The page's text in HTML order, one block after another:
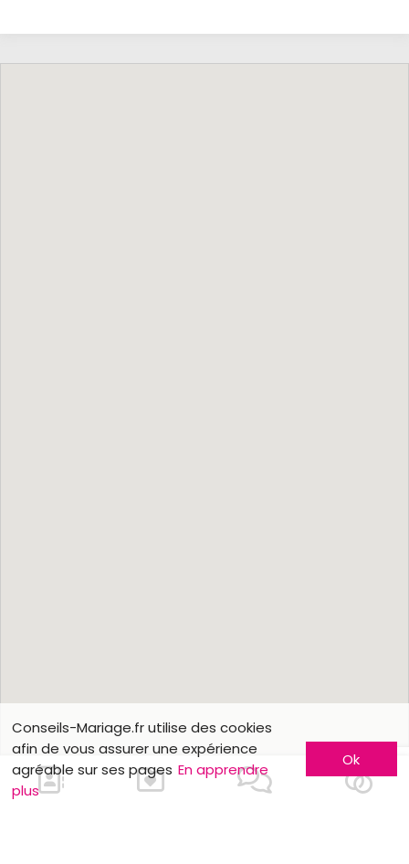
Conseils-Mariage.fr utilise des cookies
afin de vous assurer une expérience
agréable sur ses pages En apprendre
plus
Ok